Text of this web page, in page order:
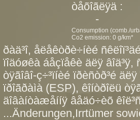
òåõîãëÿä :
-
Consumption (comb./
Co2 emission: 0 g/km*
ðàä³î, åëåêòðè÷íèé
ïîäóøêà áåçïåêè äëÿ âîä³ÿ,
òÿãîâî-ç÷³ïíèé ïðèñòð³é
ïðîãðàìà (ESP), êîíòðîëü
äîâàíòàæåííÿ âåäó÷èõ
...Änderungen,Irrtümer